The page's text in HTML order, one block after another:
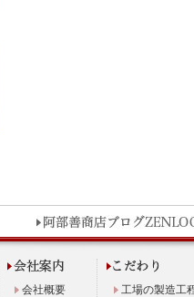
会社概要
工場の製造工